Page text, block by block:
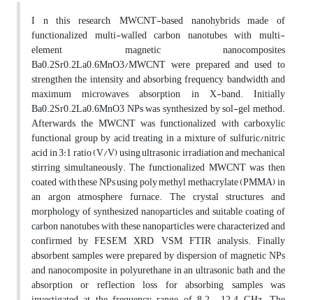
I n this research, MWCNT-based nanohybrids made of
functionalized multi-walled carbon nanotubes with multi-
element magnetic nanocomposites
Ba0.2Sr0.2La0.6MnO3/MWCNT were prepared and used to
strengthen the intensity and absorbing frequency bandwidth and
maximum microwaves absorption in X-band. Initially
Ba0.2Sr0.2La0.6MnO3 NPs was synthesized by sol-gel method.
Afterwards, the MWCNT was functionalized with carboxylic
functional group by acid treating in a mixture of sulfuric/nitric
acid in 3:1 ratio (V/V) using ultrasonic irradiation and mechanical
stirring simultaneously. The functionalized MWCNT was then
coated with these NPs using poly methyl methacrylate (PMMA) in
an argon atmosphere furnace. The crystal structures and
morphology of synthesized nanoparticles and suitable coating of
carbon nanotubes with these nanoparticles were characterized and
confirmed by FESEM, XRD, VSM, FTIR analysis. Finally
absorbent samples were prepared by dispersion of magnetic NPs
and nanocomposite in polyurethane in an ultrasonic bath and the
absorption or reflection loss for absorbing samples was